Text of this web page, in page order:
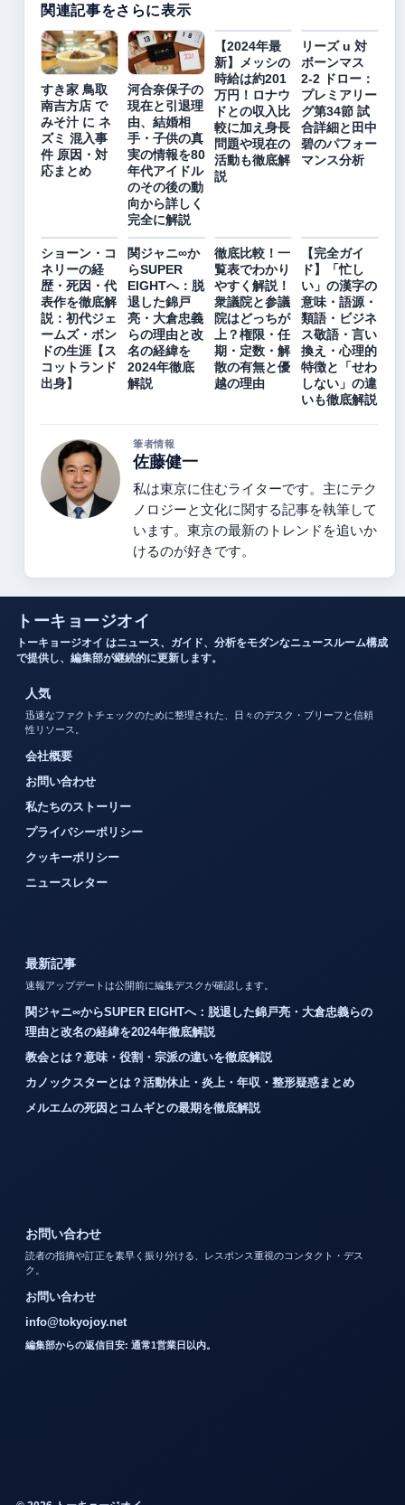
関連記事をさらに表示
すき家 鳥取
南吉方店 で
みそ汁 に ネ
ズミ 混入事
件 原因・対
応まとめ
河合奈保子の
現在と引退理
由、結婚相
手・子供の真
実の情報を80
年代アイドル
のその後の動
向から詳しく
完全に解説
【2024年最
新】メッシの
時給は約201
万円！ロナウ
ドとの収入比
較に加え身長
問題や現在の
活動も徹底解
説
リーズ u 対
ボーンマス
2-2 ドロー：
プレミアリー
グ第34節 試
合詳細と田中
碧のパフォー
マンス分析
ショーン・コ
ネリーの経
歴・死因・代
表作を徹底解
説：初代ジェ
ームズ・ボン
ドの生涯【ス
コットランド
出身】
関ジャニ∞か
らSUPER
EIGHTへ：脱
退した錦戸
亮・大倉忠義
らの理由と改
名の経緯を
2024年徹底
解説
徹底比較！一
覧表でわかり
やすく解説！
衆議院と参議
院はどっちが
上？権限・任
期・定数・解
散の有無と優
越の理由
【完全ガイ
ド】「忙し
い」の漢字の
意味・語源・
類語・ビジネ
ス敬語・言い
換え・心理的
特徴と「せわ
しない」の違
いも徹底解説
筆者情報
佐藤健一
私は東京に住むライターです。主にテク
ノロジーと文化に関する記事を執筆して
います。東京の最新のトレンドを追いか
けるのが好きです。
トーキョージオイ
トーキョージオイ はニュース、ガイド、分析をモダンなニュースルーム構成
で提供し、編集部が継続的に更新します。
人気
迅速なファクトチェックのために整理された、日々のデスク・ブリーフと信頼
性リソース。
会社概要
お問い合わせ
私たちのストーリー
プライバシーポリシー
クッキーポリシー
ニュースレター
最新記事
速報アップデートは公開前に編集デスクが確認します。
関ジャニ∞からSUPER EIGHTへ：脱退した錦戸亮・大倉忠義らの
理由と改名の経緯を2024年徹底解説
教会とは？意味・役割・宗派の違いを徹底解説
カノックスターとは？活動休止・炎上・年収・整形疑惑まとめ
メルエムの死因とコムギとの最期を徹底解説
お問い合わせ
読者の指摘や訂正を素早く振り分ける、レスポンス重視のコンタクト・デス
ク。
お問い合わせ
info@tokyojoy.net
編集部からの返信目安: 通常1営業日以内。